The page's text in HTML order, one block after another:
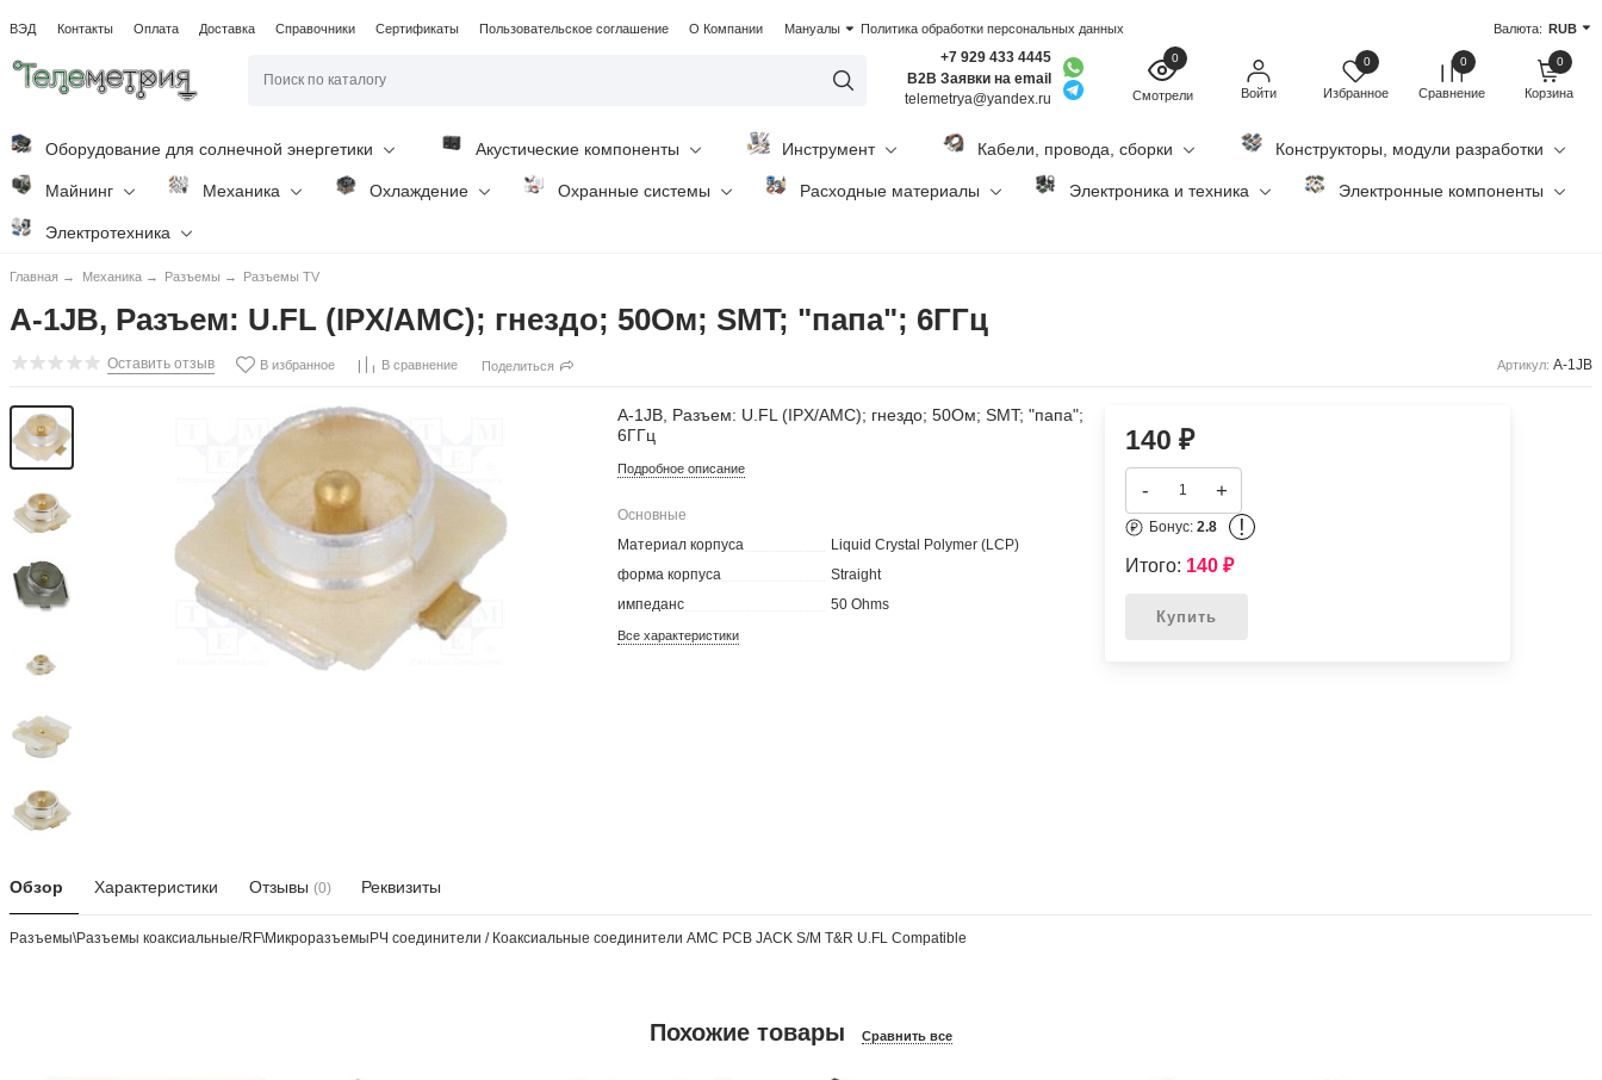
ВЭД Контакты Оплата Доставка Справочники Сертификаты Пользовательское соглашение О Компании Мануалы Политика обработки персональных данных Валюта: RUB
+7 929 433 4445
B2B Заявки на email
telemetrya@yandex.ru
0
Смотрели Войти
0
Избранное
0
Сравнение
0
Корзина
Оборудование для солнечной энергетики Акустические компоненты Инструмент Кабели, провода, сборки Конструкторы, модули разработки
Майнинг Механика Охлаждение Охранные системы Расходные материалы Электроника и техника Электронные компоненты
Электротехника
Главная → Механика → Разъемы → Разъемы TV
A-1JB, Разъем: U.FL (IPX/AMC); гнездо; 50Ом; SMT; "папа"; 6ГГц
Оставить отзыв В избранное В сравнение Поделиться Артикул: A-1JB
A-1JB, Разъем: U.FL (IPX/AMC); гнездо; 50Ом; SMT; "папа";
6ГГц
Подробное описание
Основные
Материал корпуса
Liquid Crystal Polymer (LCP)
форма корпуса
Straight
импеданс
50 Ohms
Все характеристики
140 ₽
- +
Бонус: 2.8 !
Итого: 140 ₽
Купить
Обзор Характеристики Отзывы (0) Реквизиты
Разъeмы\Разъeмы коаксиальные/RF\МикроразъемыРЧ соединители / Коаксиальные соединители AMC PCB JACK S/M T&R U.FL Compatible
Похожие товары Сравнить все